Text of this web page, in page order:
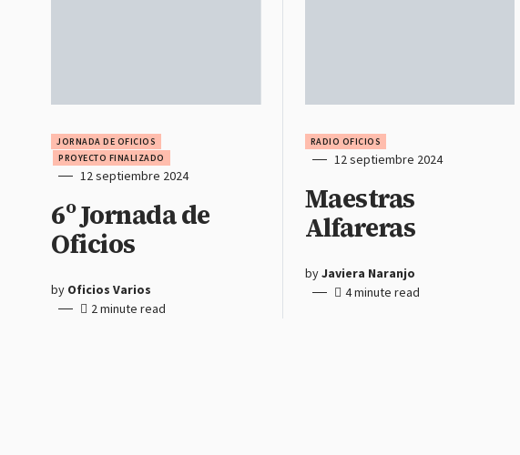
JORNADA DE OFICIOS
PROYECTO FINALIZADO
12 septiembre 2024
6º Jornada de
Oficios
by Oficios Varios
2 minute read
RADIO OFICIOS
12 septiembre 2024
Maestras
Alfareras
byJaviera Naranjo
4 minute read